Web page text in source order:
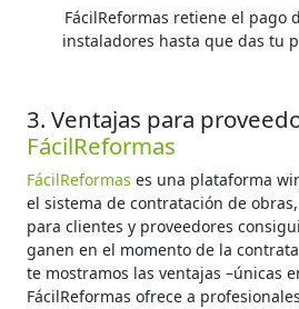
FácilReformas retiene el pago
instaladores hasta que das tu
3. Ventajas para
FácilReformas
FácilReformas es una plataforma
el sistema de contratación de
para clientes y proveedores
ganen en el momento de la
te mostramos las ventajas –únicas
FácilReformas ofrece a